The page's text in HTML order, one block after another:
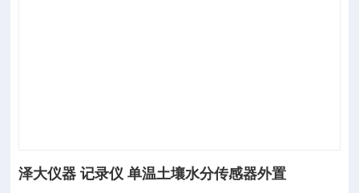
泽大仪器 记录仪 单温土壤水分传感器外置